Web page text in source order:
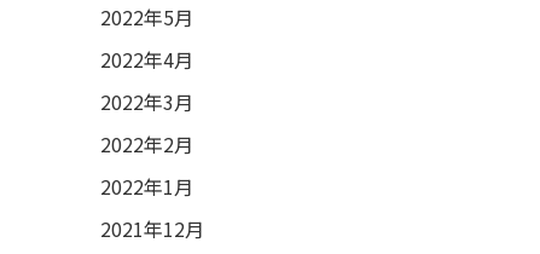
2022年5月
2022年4月
2022年3月
2022年2月
2022年1月
2021年12月